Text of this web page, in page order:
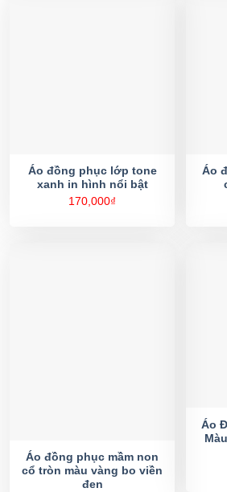
Áo đồng phục lớp tone
xanh in hình nổi bật
170,000₫
Áo
Áo đồng phục mầm non
cổ tròn màu vàng bo viền
đen
Áo